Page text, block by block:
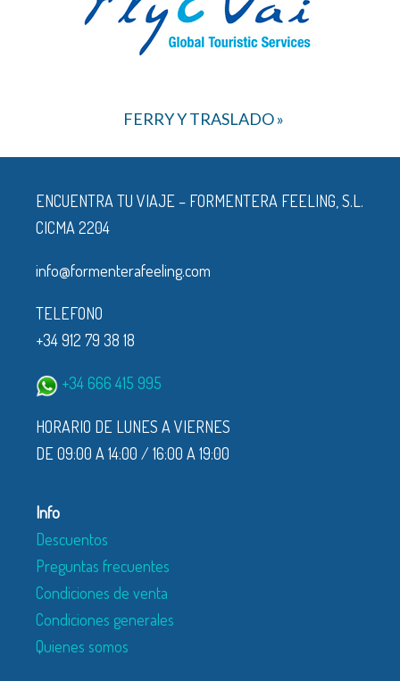
FERRY Y TRASLADO »
ENCUENTRA TU VIAJE – FORMENTERA FEELING, S.L.
CICMA 2204
info@formenterafeeling.com
TELEFONO
+34 912 79 38 18
+34 666 415 995
HORARIO DE LUNES A VIERNES
DE 09:00 A 14:00 / 16:00 A 19:00
Info
Descuentos
Preguntas frecuentes
Condiciones de venta
Condiciones generales
Quienes somos